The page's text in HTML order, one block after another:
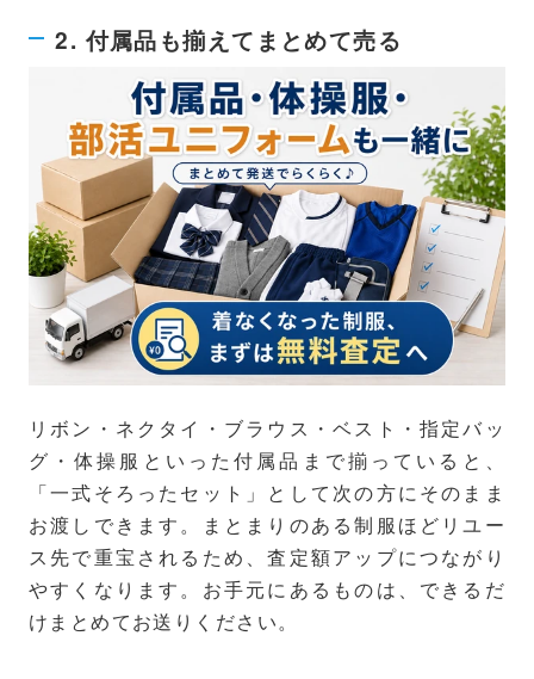
2. 付属品も揃えてまとめて売る
リボン・ネクタイ・ブラウス・ベスト・指定バッ
グ・体操服といった付属品まで揃っていると、
「一式そろったセット」として次の方にそのまま
お渡しできます。まとまりのある制服ほどリユー
ス先で重宝されるため、査定額アップにつながり
やすくなります。お手元にあるものは、できるだ
けまとめてお送りください。